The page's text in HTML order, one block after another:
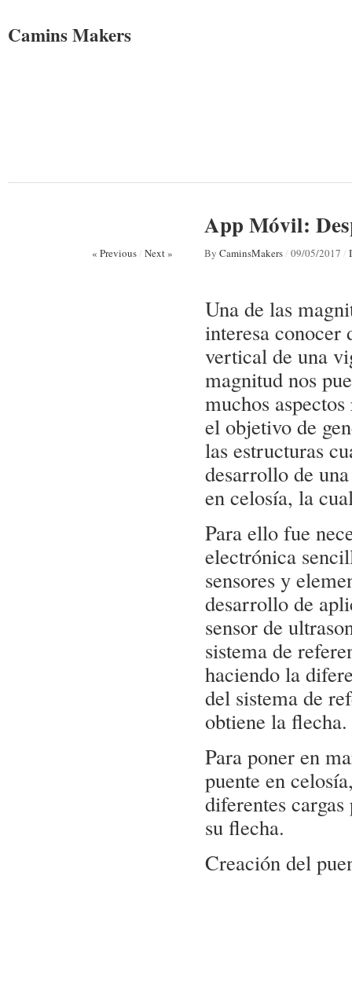
Camins Makers
App Móvil:
« Previous/ Next » By CaminsMakers/ 09/05/2017 /
Una de las
interesa conocer
vertical de una
magnitud nos
muchos
el objetivo de
las estructuras
desarrollo de
en celosía, la
Para ello fue
electrónica
sensores y
desarrollo de
sensor de
sistema de
haciendo la
del sistema de
obtiene la flecha.
Para poner en
puente en
diferentes
su flecha.
Creación del